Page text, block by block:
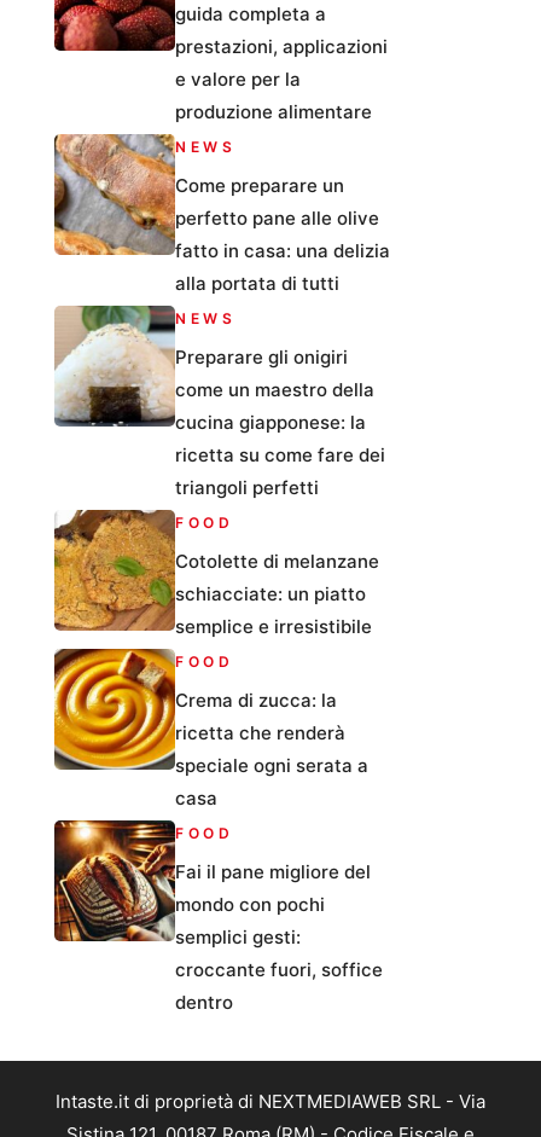
guida completa a
prestazioni, applicazioni
e valore per la
produzione alimentare
NEWS
Come preparare un
perfetto pane alle olive
fatto in casa: una delizia
alla portata di tutti
NEWS
Preparare gli onigiri
come un maestro della
cucina giapponese: la
ricetta su come fare dei
triangoli perfetti
FOOD
Cotolette di melanzane
schiacciate: un piatto
semplice e irresistibile
FOOD
Crema di zucca: la
ricetta che renderà
speciale ogni serata a
casa
FOOD
Fai il pane migliore del
mondo con pochi
semplici gesti:
croccante fuori, soffice
dentro
Intaste.it di proprietà di NEXTMEDIAWEB SRL - Via